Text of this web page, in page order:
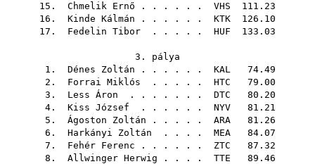
15. Chmelik Ernő . . . . . . VHS 111.23
16. Kinde Kálmán . . . . . . KTK 126.10
17. Fedelin Tibor . . . . . HUF 133.03
3. pálya
1. Dénes Zoltán . . . . . . KAL 74.49
2. Forrai Miklós . . . . . HTC 79.00
3. Less Áron . . . . . . . DTC 80.20
4. Kiss József . . . . . . NYV 81.21
5. Ágoston Zoltán . . . . . ARA 81.26
6. Harkányi Zoltán . . . . MEA 84.07
7. Fehér Ferenc . . . . . . ZTC 87.32
8. Allwinger Herwig . . . . TTE 89.46